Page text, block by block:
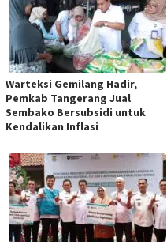
Warteksi Gemilang Hadir,
Pemkab Tangerang Jual
Sembako Bersubsidi untuk
Kendalikan Inflasi